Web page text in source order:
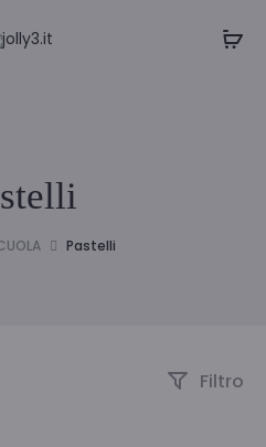
Pastelli
Filtro